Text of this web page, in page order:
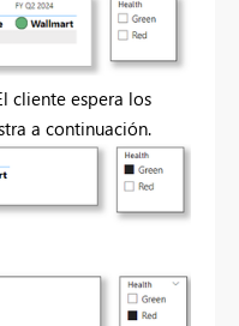
cliente espera los
a continuación.